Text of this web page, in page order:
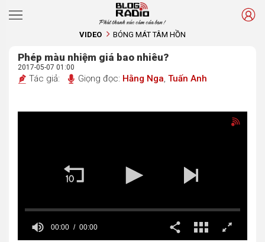
Phát thanh xúc cảm của bạn !
VIDEO BÓNG MÁT TÂM HỒN
Phép màu nhiệm giá bao nhiêu?
2017-05-07 01:00
Tác giả: Giọng đọc: Hằng Nga, Tuấn Anh
00:00 00:00